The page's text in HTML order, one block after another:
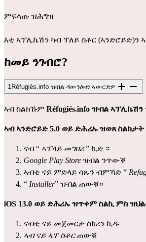
ምፍላጡ ዝሕግዝ
እቲ ኣፕሊኬሽን ካብ ፕለይ ስቶር (ኣንድሮይድ)ን
ከመይ ንገብሮ?
1Réfugiés.info ዝብል ዳውንሎድ ኣውርድዎ
ኣብ ስልክኹም Réfugiés.info ዝብል ኣፕሊኬሽን
ኣብ ኣንድሮይድ 5.0 ወይ ድሕሪኡ ዝወጸ
ናብ “ ኣፕላይ መግበሪ” ኪድ ።
Google Play Store ዝብል ንጥውቕ
ኣብቲ ናይ ምድላይ ሳጹን ብምኻድ “
“ Installer” ዝብል ጠውቑ።
iOS 13.0 ወይ ድሕሪኡ ዝጥቀም ስልኪ ምስ
ናብቲ ናይ መጀመርታ ስክሪን ኪዱ
ኣብ ናይ ኣፕ ስቶርጠውቑ